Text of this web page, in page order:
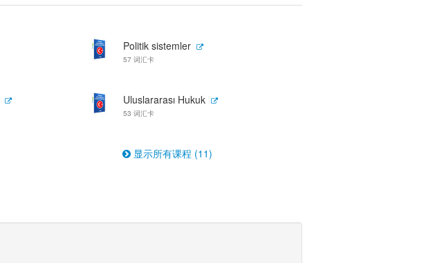
Politik sistemler
57 词汇卡
Uluslararası Hukuk
53 词汇卡
显示所有课程 (11)